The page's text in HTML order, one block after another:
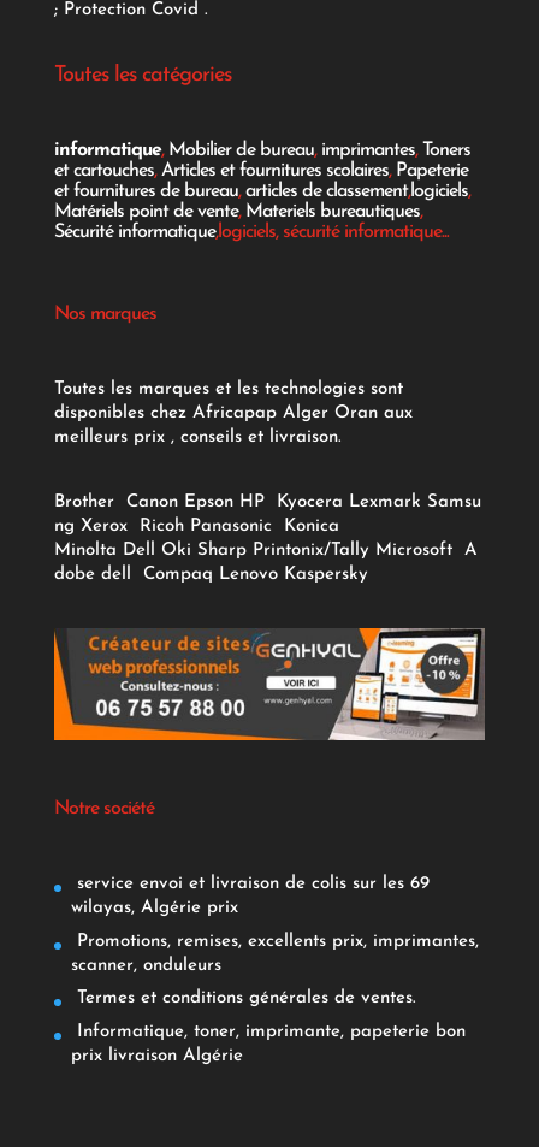
; Protection Covid .
Toutes les catégories
informatique, Mobilier de bureau, imprimantes,Toners
et cartouches,Articles et fournitures scolaires, Papeterie
et fournitures de bureau,articles de classement,logiciels,
Matériels point de vente, Materiels bureautiques,
Sécurité informatique,logiciels, sécurité informatique...
Nos marques
Toutes les marques et les technologies sont
disponibles chez Africapap Alger Oran aux
meilleurs prix , conseils et livraison.
Brother Canon Epson HP Kyocera Lexmark Samsu
ng Xerox Ricoh Panasonic
Konica
Minolta Dell Oki Sharp Printonix/Tally Microsoft
A
dobe dell Compaq Lenovo Kaspersky
Notre société
service envoi et livraison de colis sur les 69
wilayas, Algérie prix
Promotions, remises, excellents prix, imprimantes,
scanner, onduleurs
Termes et conditions générales de ventes.
Informatique, toner, imprimante, papeterie bon
prix livraison Algérie